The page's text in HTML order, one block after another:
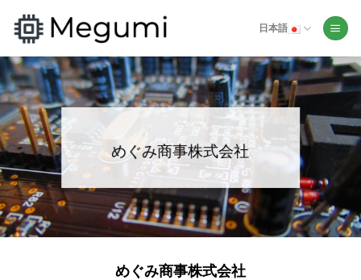
content
日本語
めぐみ商事株式会社
めぐみ商事株式会社